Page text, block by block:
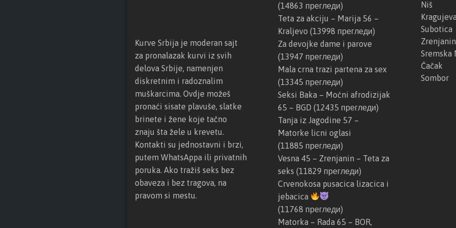
Kurve Srbija je moderan sajt
za pronalazak kurvi iz svih
delova Srbije, namenjen
diskretnim i radoznalim
muškarcima. Ovdje možeš
pronaći sisate plavuše, slatke
brinete i žene koje tačno
znaju šta žele u krevetu.
Kontakti su jednostavni i brzi,
putem WhatsAppa ili privatnih
poruka. Ako tražiš seks bez
obaveza i bez tragova, na
pravom si mestu.
(14863 прегледи)
Teta za akciju – Marija 56 –
Kraljevo (13998 прегледи)
Za devojke dame i parove
(13947 прегледи)
Mala crna trazi partena za sex
(13345 прегледи)
Seksi Baka – Moćni afrodizijak
65 – BGD (12435 прегледи)
Tanja iz Jagodine 57 –
Matorke licni oglasi
(11885 прегледи)
Vesna 45 – Zrenjanin – Teta za
seks (11829 прегледи)
Crvenokosa pusacica lizacica i
jebacica
(11768 прегледи)
Matorka – Rada 65 – BOR,
Niš
Subotica
Zrenjanin
Sremska
Čačak
Sombor